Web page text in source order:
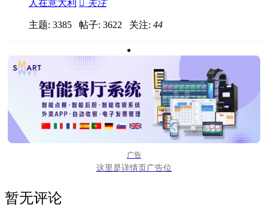
人在意大利  关注
主题: 3385 帖子: 3622 关注: 44
广告
这里是详情页广告位
暂无评论